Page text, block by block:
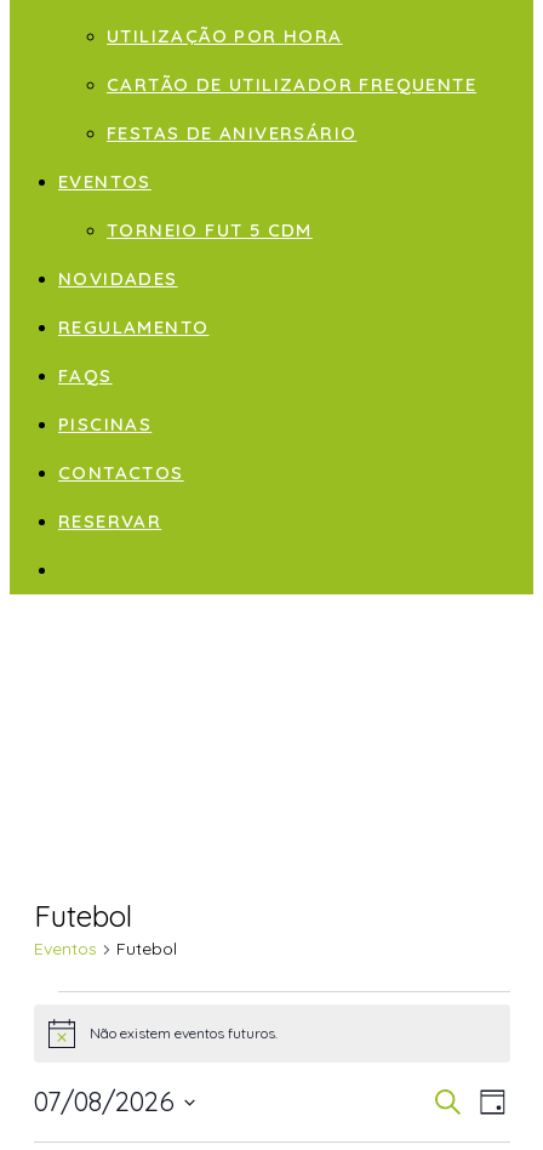
UTILIZAÇÃO POR HORA
CARTÃO DE UTILIZADOR FREQUENTE
FESTAS DE ANIVERSÁRIO
EVENTOS
TORNEIO FUT 5 CDM
NOVIDADES
REGULAMENTO
FAQS
PISCINAS
CONTACTOS
RESERVAR
Futebol
Eventos Futebol
Aviso Não existem eventos futuros.
de
Pesquisar
Dia
07/08/2026